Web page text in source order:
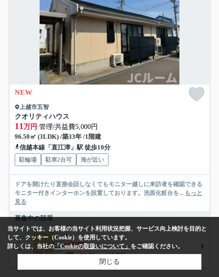
NEW
上越市五智
クオリティハウス
11 万円 管理/共益費5,000円
96.50㎡ (3LDK) /築33年 /1階建
信越本線「直江津」駅 徒歩10分
駐輪場 駐車2台可 海が近い
ドアを開けたり直接会話しなくてもモニター越しに来訪者を確認できる
モニター付きインターホンを設置しております。洗面化粧台を... もっと
見る
募集中の部屋
１
11万円
1階 / 96.50㎡ / 3LDK
当サイトでは、お客様の当サイト利用状況把握、サービス向上検討を目的と
して、クッキー（Cookie）を使用しています。
詳しくは、当社の 「Cookieの取扱いについて」 をご確認ください。
閉じる